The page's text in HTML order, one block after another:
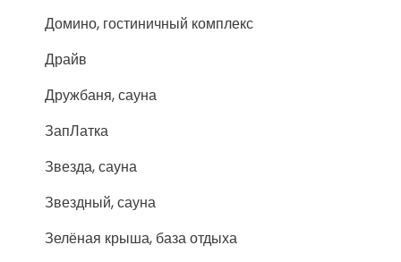
Домино, гостиничный комплекс
Драйв
Дружбаня, сауна
ЗапЛатка
Звезда, сауна
Звездный, сауна
Зелёная крыша, база отдыха